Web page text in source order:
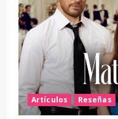
Artículos Reseñas